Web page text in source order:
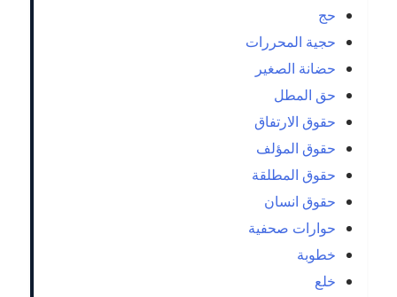
حج
حجية المحررات
حضانة الصغير
حق المطل
حقوق الارتفاق
حقوق المؤلف
حقوق المطلقة
حقوق انسان
حوارات صحفية
خطوبة
خلع